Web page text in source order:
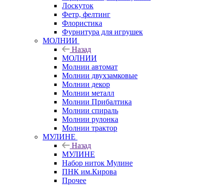
Лоскуток
Фетр, фелтинг
Флористика
Фурнитура для игрушек
МОЛНИИ
Назад
МОЛНИИ
Молнии автомат
Молнии двухзамковые
Молнии декор
Молнии металл
Молнии Прибалтика
Молнии спираль
Молнии рулонка
Молнии трактор
МУЛИНЕ
Назад
МУЛИНЕ
Набор ниток Мулине
ПНК им.Кирова
Прочее